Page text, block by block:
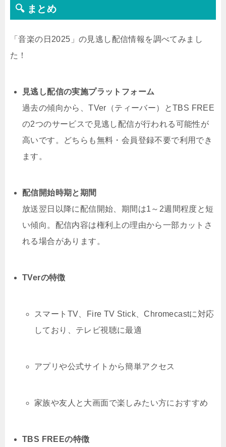
🔍 まとめ
「音楽の日2025」の見逃し配信情報を調べてみまし
た！
見逃し配信の実施プラットフォーム
過去の傾向から、TVer（ティーバー）とTBS FREE
の2つのサービスで見逃し配信が行われる可能性が
高いです。どちらも無料・会員登録不要で利用でき
ます。
配信開始時期と期間
放送翌日以降に配信開始、期間は1～2週間程度と短
い傾向。配信内容は権利上の理由から一部カットさ
れる場合があります。
TVerの特徴
スマートTV、Fire TV Stick、Chromecastに対応
しており、テレビ視聴に最適
アプリや公式サイトから簡単アクセス
家族や友人と大画面で楽しみたい方におすすめ
TBS FREEの特徴